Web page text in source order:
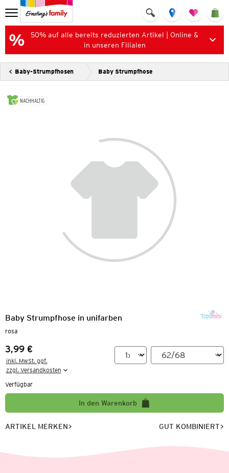
50% auf alle bereits reduzierten Artikel | Online &
in unseren Filialen
Baby-Strumpfhosen Baby Strumpfhose
NACHHALTIG
Baby Strumpfhose in unifarben
rosa
Preis:
3,99 €
inkl. MwSt. ggf.
zzgl. Versandkosten
Verfügbar
In den Warenkorb
ARTIKEL MERKEN GUT KOMBINIERT